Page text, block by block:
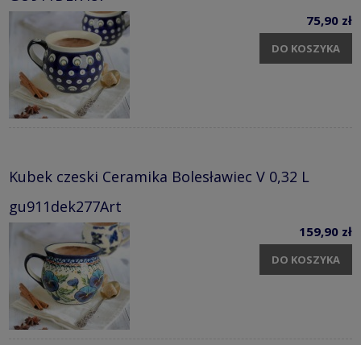
75,90 zł
DO KOSZYKA
Kubek czeski Ceramika Bolesławiec V 0,32 L
gu911dek277Art
159,90 zł
DO KOSZYKA